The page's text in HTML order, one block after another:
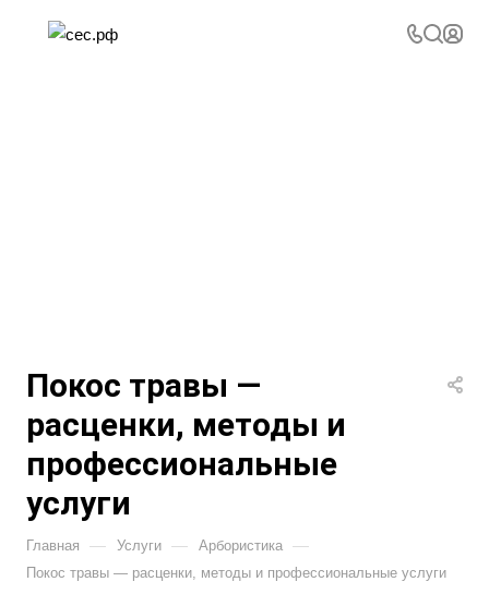
Покос травы —
расценки, методы и
профессиональные
услуги
Главная — Услуги — Арбористика —
Покос травы — расценки, методы и профессиональные услуги